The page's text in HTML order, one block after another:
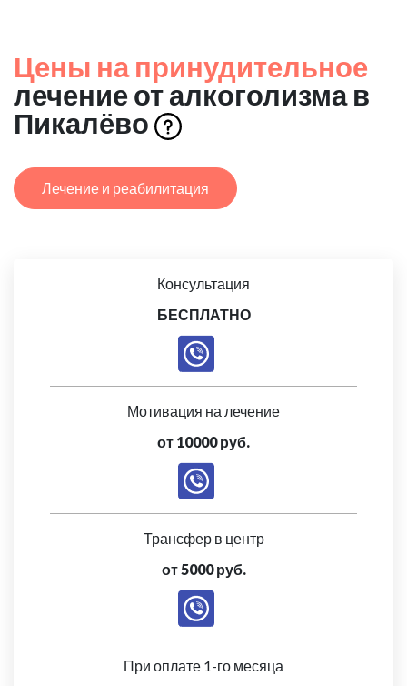
Цены на принудительное
лечение от алкоголизма в
Пикалёво
Лечение и реабилитация
Консультация
БЕСПЛАТНО
Мотивация на лечение
от 10000 руб.
Трансфер в центр
от 5000 руб.
При оплате 1-го месяца